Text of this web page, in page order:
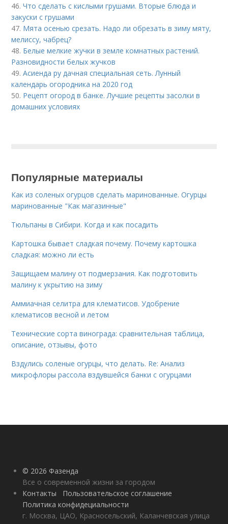
46.Что сделать с кислыми грушами. Вторые блюда и
закуски с грушами
47. Мята осенью срезать. Надо ли обрезать в зиму мяту,
мелиссу, чабрец?
48. Белые мелкие жучки в земле комнатных растений.
Разновидности белых жучков
49.Асиенда ру дачная специальная сеть. Лунный
календарь огородника на 2020 год
50. Рецепт огород в банке. Лучшие рецепты засолки в
домашних условиях
Популярные материалы
Как из соленых огурцов сделать маринованные. Огурцы
маринованные "Как магазинные"
Тюльпаны в Сибири. Когда и как посадить
Картошка бывает сладкая почему. Почему картошка
сладкая: можно ли есть
Защищаем малину от подмерзания. Как подготовить
малину к укрытию на зиму
Аммиачная селитра для клематисов. Удобрение
клематисов весной и летом
Технические сорта винограда: сравнительная таблица,
описание, отзывы, фото
Вздулись соленые огурцы, что делать. Re: Анализ
микрофлоры рассола вздувшейся банки с огурцами
© 2026 Фазенда
Все о современной жизни за городом
Контакты
Пользовательское соглашение
Политика конфидециальности
г. Москва, ЦАО, Красносельский, Каланчевская улица